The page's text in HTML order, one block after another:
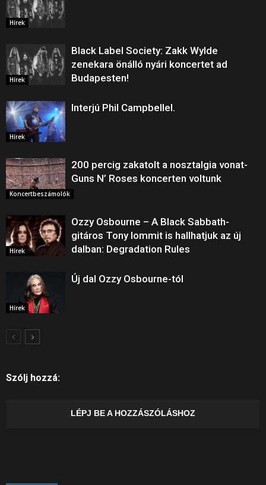
Hírek
Hírek
Black Label Society: Zakk Wylde
zenekara önálló nyári koncertet ad
Budapesten!
Hírek
Interjú Phil Campbellel.
Koncertbeszámolók
200 percig zakatolt a nosztalgia vonat-
Guns N’ Roses koncerten voltunk
Hírek
Ozzy Osbourne – A Black Sabbath-
gitáros Tony Iommit is hallhatjuk az új
dalban: Degradation Rules
Hírek
Új dal Ozzy Osbourne-tól
Szólj hozzá:
LÉPJ BE A HOZZÁSZÓLÁSHOZ